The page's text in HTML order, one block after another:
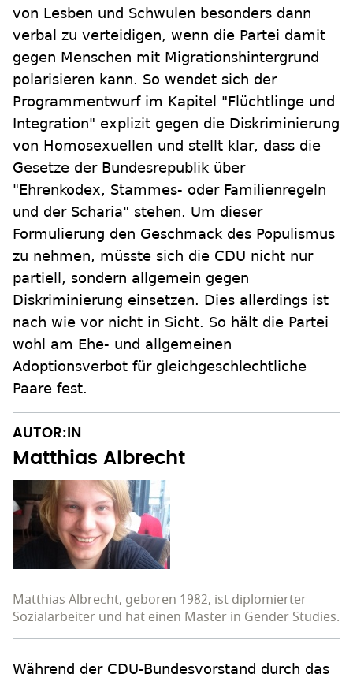
von Lesben und Schwulen besonders dann
verbal zu verteidigen, wenn die Partei damit
gegen Menschen mit Migrationshintergrund
polarisieren kann. So wendet sich der
Programmentwurf im Kapitel "Flüchtlinge und
Integration" explizit gegen die Diskriminierung
von Homosexuellen und stellt klar, dass die
Gesetze der Bundesrepublik über
"Ehrenkodex, Stammes- oder Familienregeln
und der Scharia" stehen. Um dieser
Formulierung den Geschmack des Populismus
zu nehmen, müsste sich die CDU nicht nur
partiell, sondern allgemein gegen
Diskriminierung einsetzen. Dies allerdings ist
nach wie vor nicht in Sicht. So hält die Partei
wohl am Ehe- und allgemeinen
Adoptionsverbot für gleichgeschlechtliche
Paare fest.
AUTOR:IN
Matthias Albrecht
Matthias Albrecht, geboren 1982, ist diplomierter
Sozialarbeiter und hat einen Master in Gender Studies.
Während der CDU-Bundesvorstand durch das